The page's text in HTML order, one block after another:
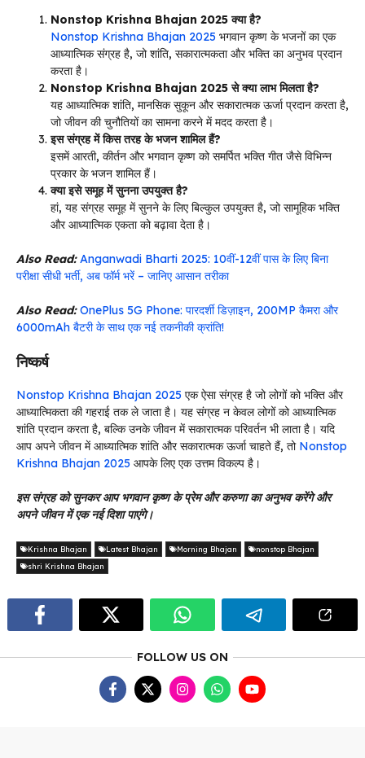
Nonstop Krishna Bhajan 2025 क्या है?
Nonstop Krishna Bhajan 2025 भगवान कृष्ण के भजनों का एक
आध्यात्मिक संग्रह है, जो शांति, सकारात्मकता और भक्ति का अनुभव प्रदान
करता है।
Nonstop Krishna Bhajan 2025 से क्या लाभ मिलता है?
यह आध्यात्मिक शांति, मानसिक सुकून और सकारात्मक ऊर्जा प्रदान करता है,
जो जीवन की चुनौतियों का सामना करने में मदद करता है।
इस संग्रह में किस तरह के भजन शामिल हैं?
इसमें आरती, कीर्तन और भगवान कृष्ण को समर्पित भक्ति गीत जैसे विभिन्न
प्रकार के भजन शामिल हैं।
क्या इसे समूह में सुनना उपयुक्त है?
हां, यह संग्रह समूह में सुनने के लिए बिल्कुल उपयुक्त है, जो सामूहिक भक्ति
और आध्यात्मिक एकता को बढ़ावा देता है।
Also Read:Anganwadi Bharti 2025: 10वीं-12वीं पास के लिए बिना
परीक्षा सीधी भर्ती, अब फॉर्म भरें – जानिए आसान तरीका
Also Read: OnePlus 5G Phone: पारदर्शी डिज़ाइन, 200MP कैमरा और
6000mAh बैटरी के साथ एक नई तकनीकी क्रांति!
निष्कर्ष
Nonstop Krishna Bhajan 2025 एक ऐसा संग्रह है जो लोगों को भक्ति और
आध्यात्मिकता की गहराई तक ले जाता है। यह संग्रह न केवल लोगों को आध्यात्मिक
शांति प्रदान करता है, बल्कि उनके जीवन में सकारात्मक परिवर्तन भी लाता है। यदि
आप अपने जीवन में आध्यात्मिक शांति और सकारात्मक ऊर्जा चाहते हैं, तोNonstop
Krishna Bhajan 2025 आपके लिए एक उत्तम विकल्प है।
इस संग्रह को सुनकर आप भगवान कृष्ण के प्रेम और करुणा का अनुभव करेंगे और
अपने जीवन में एक नई दिशा पाएंगे।
Krishna Bhajan Latest Bhajan Morning Bhajan
nonstop Bhajan
shri Krishna Bhajan
FOLLOW US ON